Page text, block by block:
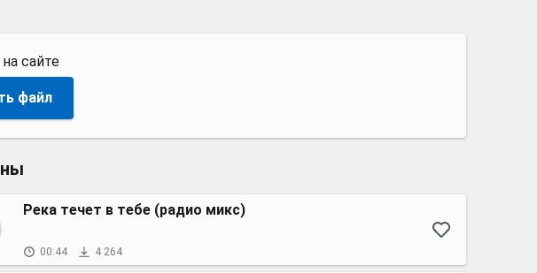
сайте
файл
Река течет в тебе (радио микс)
00:44 4 264